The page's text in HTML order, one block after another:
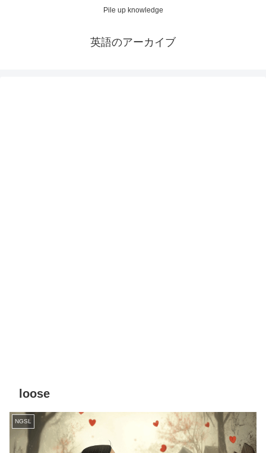
Pile up knowledge
英語のアーカイブ
loose
NGSL